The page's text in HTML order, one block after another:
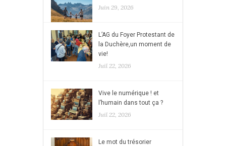
Juin 29, 2026
L’AG du Foyer Protestant de
la Duchère,un moment de
vie!
Juil 22, 2026
Vive le numérique ! et
l’humain dans tout ça ?
Juil 22, 2026
Le mot du trésorier